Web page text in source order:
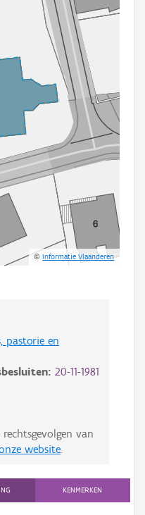
©Informatie Vlaanderen
pastorie en
20-11-1981
van
website
KENMERKEN